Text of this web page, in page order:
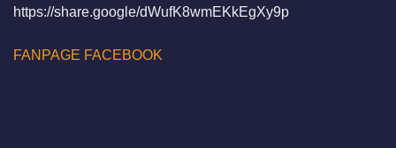
https://share.google/dWufK8wmEKkEgXy9p
FANPAGE FACEBOOK